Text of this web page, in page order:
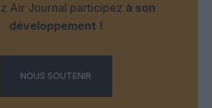
Air Journal participez à son
développement !
NOUS SOUTENIR